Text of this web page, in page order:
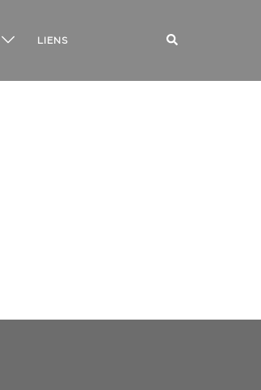
LIENS Rechercher